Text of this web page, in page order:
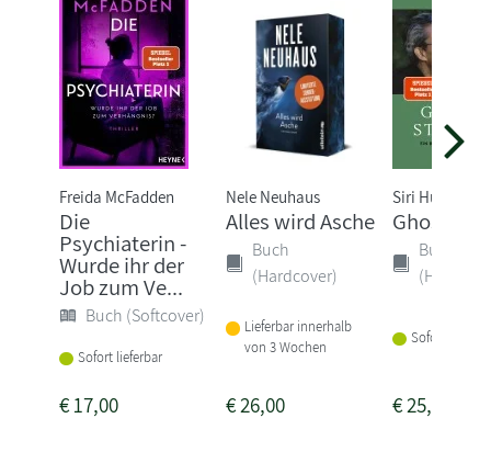
Freida McFadden
Die
Psychiaterin -
Wurde ihr der
Job zum Ve...
Buch (Softcover)
Sofort lieferbar
€17,00
Nele Neuhaus
Alles wird Asche
Buch
(Hardcover)
Lieferbar innerhalb
von 3 Wochen
€26,00
Siri Hustvedt
Ghost
Buch
Sofort
€25,00